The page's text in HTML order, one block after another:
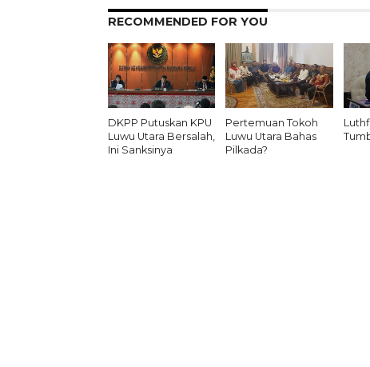
RECOMMENDED FOR YOU
DKPP Putuskan KPU
Luwu Utara Bersalah,
Ini Sanksinya
Pertemuan Tokoh
Luwu Utara Bahas
Pilkada?